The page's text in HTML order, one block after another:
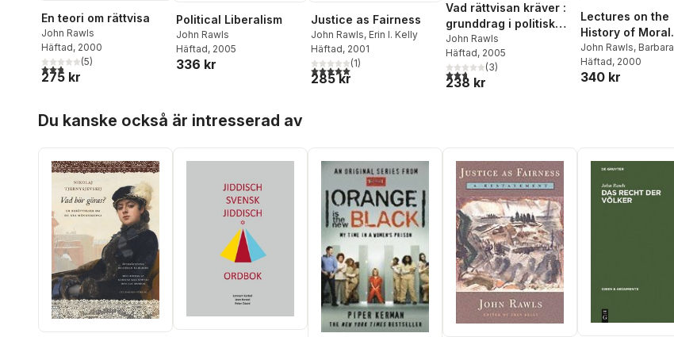
En teori om rättvisa
John Rawls
Häftad, 2000
2,8utav 5 stjärnor. Totalt antal röster:
(5)
275 kr
Political Liberalism
John Rawls
Häftad, 2005
336 kr
Justice as Fairness
John Rawls, Erin I. Kelly
Häftad, 2001
5,0utav 5 stjärnor. Totalt antal röster:
(1)
285 kr
Vad rättvisan kräver :
grunddrag i politisk
liberalism
John Rawls
Häftad, 2005
2,7utav 5 stjärnor. Totalt antal röster:
(3)
238 kr
Lectures on the
History of Moral
Philosophy
John Rawls, Barbara
Herman
Häftad, 2000
340 kr
Du kanske också är intresserad av